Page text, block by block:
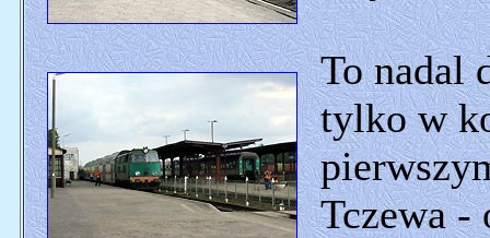
To nadal
tylko w
Tczewa -